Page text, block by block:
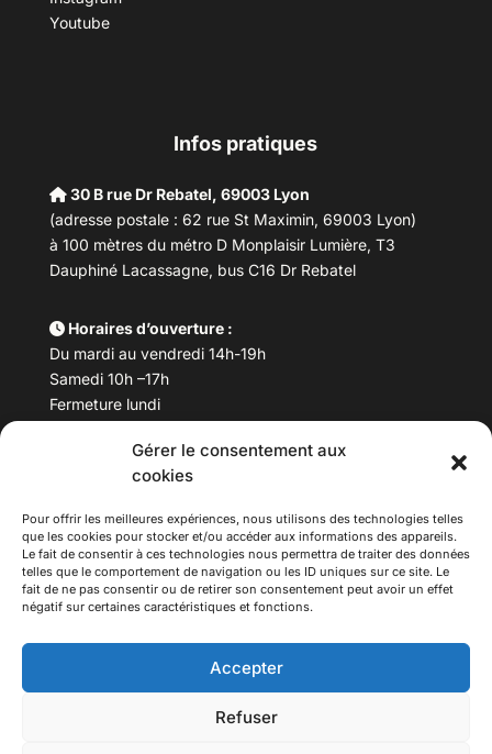
Gérer le consentement aux
cookies
Pour offrir les meilleures expériences, nous utilisons des technologies telles
que les cookies pour stocker et/ou accéder aux informations des appareils.
Le fait de consentir à ces technologies nous permettra de traiter des données
telles que le comportement de navigation ou les ID uniques sur ce site. Le
fait de ne pas consentir ou de retirer son consentement peut avoir un effet
négatif sur certaines caractéristiques et fonctions.
Accepter
Refuser
Youtube
Infos pratiques
30 B rue Dr Rebatel, 69003 Lyon
(adresse postale : 62 rue St Maximin, 69003 Lyon)
à 100 mètres du métro D Monplaisir Lumière, T3
Dauphiné Lacassagne, bus C16 Dr Rebatel
Horaires d’ouverture :
Du mardi au vendredi 14h-19h
Samedi 10h –17h
Fermeture lundi
Téléphone : 04 78 53 06 40
maisondesculturesasiatiques@asiexpo.com